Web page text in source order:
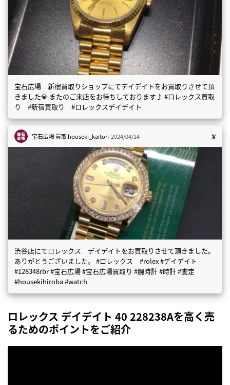
宝石広場 新宿買取りショップにてデイデイトをお買取りさせて頂
きました💎 またのご来店をお待ちしております♪ #ロレックス買取
り #新宿買取り #ロレックスデイデイト
宝石広場 買取houseki_kaitori 2024/04/24
渋谷店にてロレックス デイデイトをお買取りさせて頂きました。
ありがとうございました。 #ロレックス #rolex #デイデイト
#128348rbr #宝石広場 #宝石広場買取り #腕時計 #時計 #査定
#housekihiroba #watch
ロレックス デイデイト 40 228238Aを高く売
るためのポイントをご紹介